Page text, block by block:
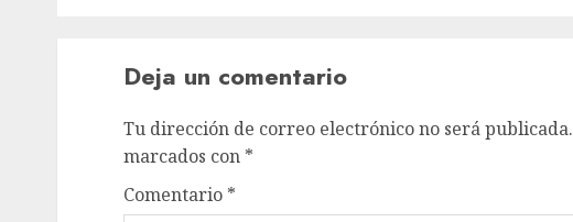
Deja un comentario
Tu dirección de correo electrónico no será publicada.
marcados con *
Comentario *